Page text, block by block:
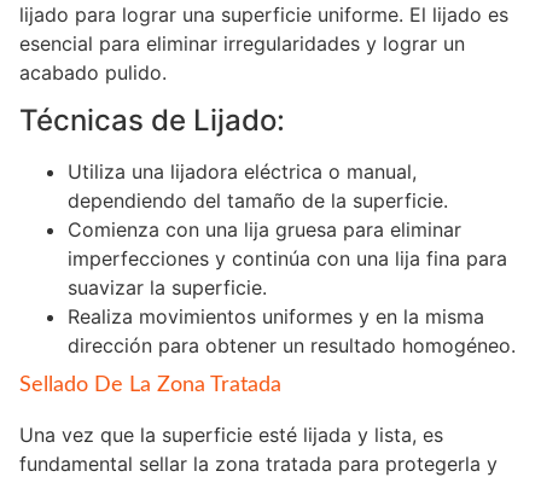
lijado para lograr una superficie uniforme. El lijado es
esencial para eliminar irregularidades y lograr un
acabado pulido.
Técnicas de Lijado:
Utiliza una lijadora eléctrica o manual,
dependiendo del tamaño de la superficie.
Comienza con una lija gruesa para eliminar
imperfecciones y continúa con una lija fina para
suavizar la superficie.
Realiza movimientos uniformes y en la misma
dirección para obtener un resultado homogéneo.
Sellado De La Zona Tratada
Una vez que la superficie esté lijada y lista, es
fundamental sellar la zona tratada para protegerla y